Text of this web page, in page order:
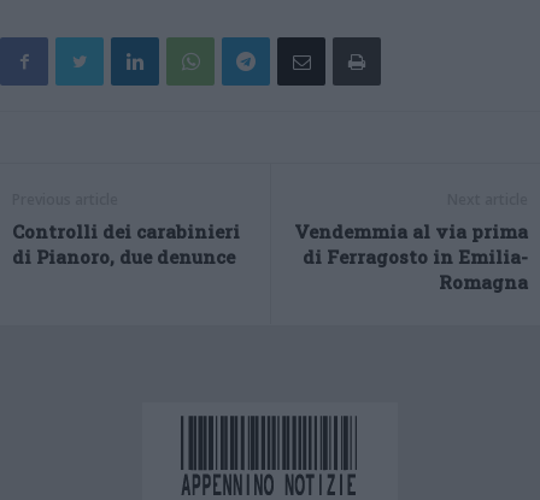
Controlli dei carabinieri
di Pianoro, due denunce
Vendemmia al via prima
di Ferragosto in Emilia-
Romagna